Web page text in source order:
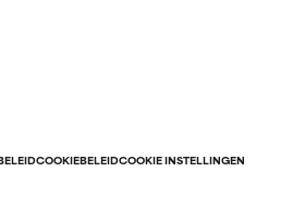
COOKIEBELEIDCOOKIE INSTELLINGEN